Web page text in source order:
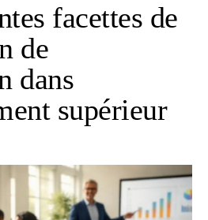
facettes de
de
dans
supérieur